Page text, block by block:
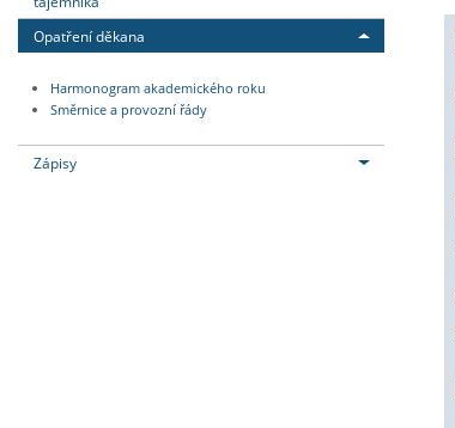
Opatření děkana
Harmonogram akademického roku
Směrnice a provozní řády
Zápisy